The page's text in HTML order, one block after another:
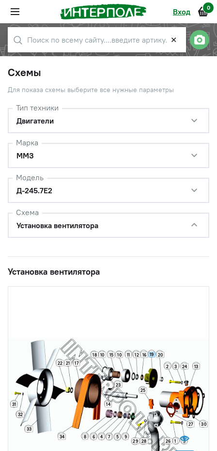
Вход 0
✕
Схемы
Для показа схемы выберите все нужные параметры
Тип техники
Двигатели
Марка
ММЗ
Модель
Д-245.7Е2
Схема
Установка вентилятора
Установка вентилятора
1
2
3
3
4 5
6 7
8 9
10 10 11 12
13
14
15
16
17
18 19
20
21
22
23
24
25
26
27
28
29
30
31
32
33
34